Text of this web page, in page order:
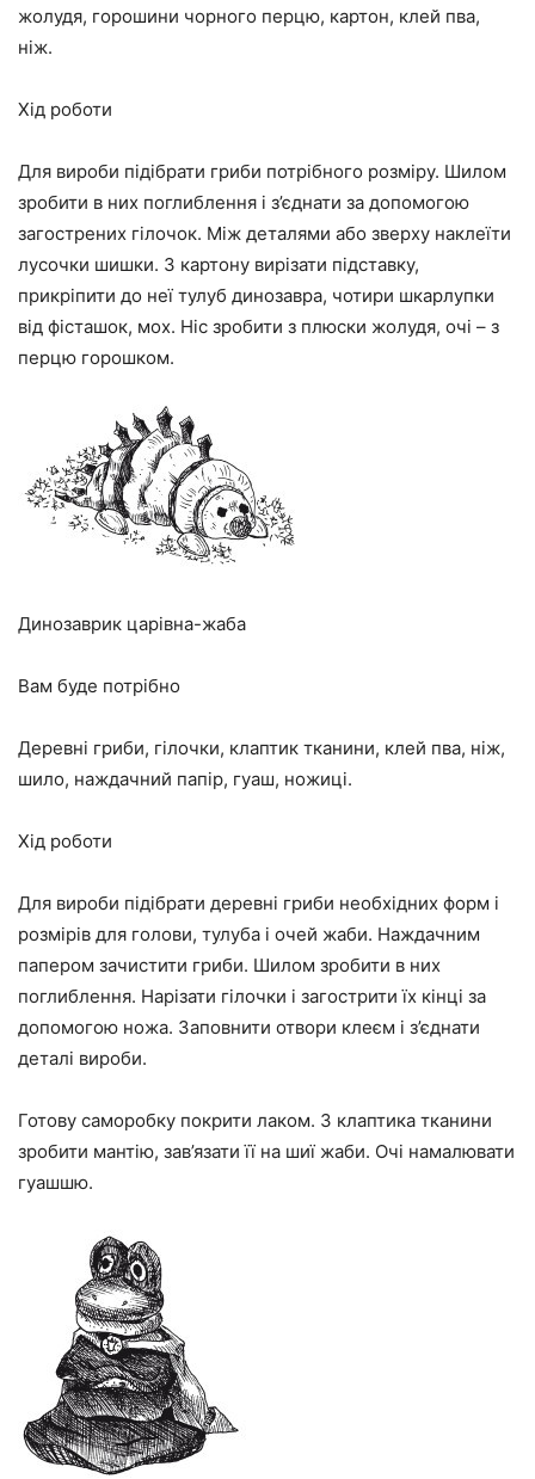
жолудя, горошини чорного перцю, картон, клей пва,
ніж.
Хід роботи
Для вироби підібрати гриби потрібного розміру. Шилом
зробити в них поглиблення і з’єднати за допомогою
загострених гілочок. Між деталями або зверху наклеїти
лусочки шишки. З картону вирізати підставку,
прикріпити до неї тулуб динозавра, чотири шкарлупки
від фісташок, мох. Ніс зробити з плюски жолудя, очі – з
перцю горошком.
Динозаврик царівна-жаба
Вам буде потрібно
Деревні гриби, гілочки, клаптик тканини, клей пва, ніж,
шило, наждачний папір, гуаш, ножиці.
Хід роботи
Для вироби підібрати деревні гриби необхідних форм і
розмірів для голови, тулуба і очей жаби. Наждачним
папером зачистити гриби. Шилом зробити в них
поглиблення. Нарізати гілочки і загострити їх кінці за
допомогою ножа. Заповнити отвори клеєм і з’єднати
деталі вироби.
Готову саморобку покрити лаком. З клаптика тканини
зробити мантію, зав’язати її на шиї жаби. Очі намалювати
гуашшю.